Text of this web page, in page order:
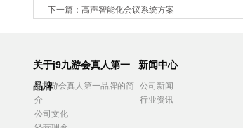
下一篇： 高声智能化会议系统方案
关于j9九游会真人第一
品牌
j9九游会真人第一品牌的简
介
公司文化
新闻中心
公司新闻
行业资讯